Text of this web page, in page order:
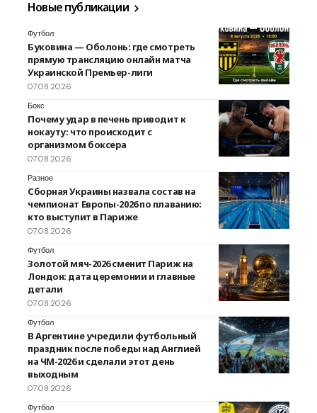
Новые публикации
Футбол
Буковина — Оболонь: где смотреть
прямую трансляцию онлайн матча
Украинской Премьер-лиги
07.08.2026
Бокс
Почему удар в печень приводит к
нокауту: что происходит с
организмом боксера
07.08.2026
Разное
Сборная Украины назвала состав на
чемпионат Европы-2026 по плаванию:
кто выступит в Париже
07.08.2026
Футбол
Золотой мяч-2026 сменит Париж на
Лондон: дата церемонии и главные
детали
07.08.2026
Футбол
В Аргентине учредили футбольный
праздник после победы над Англией
на ЧМ-2026 и сделали этот день
выходным
07.08.2026
Футбол